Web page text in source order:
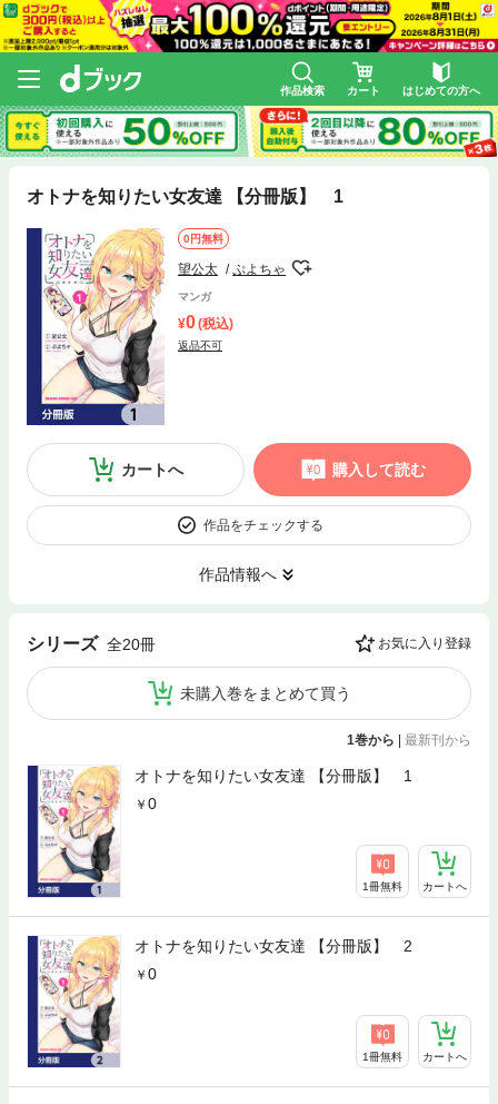
作品検索 カート はじめての方へ
オトナを知りたい女友達 【分冊版】 1
0円無料
望公太 ぷよちゃ
マンガ
0(税込)
返品不可
カートへ 購入して読む
作品をチェックする
作品情報へ
シリーズ 全20冊 お気に入り登録
未購入巻をまとめて買う
1巻から | 最新刊から
オトナを知りたい女友達 【分冊版】 1
0
1冊無料 カートへ
オトナを知りたい女友達 【分冊版】 2
0
1冊無料 カートへ